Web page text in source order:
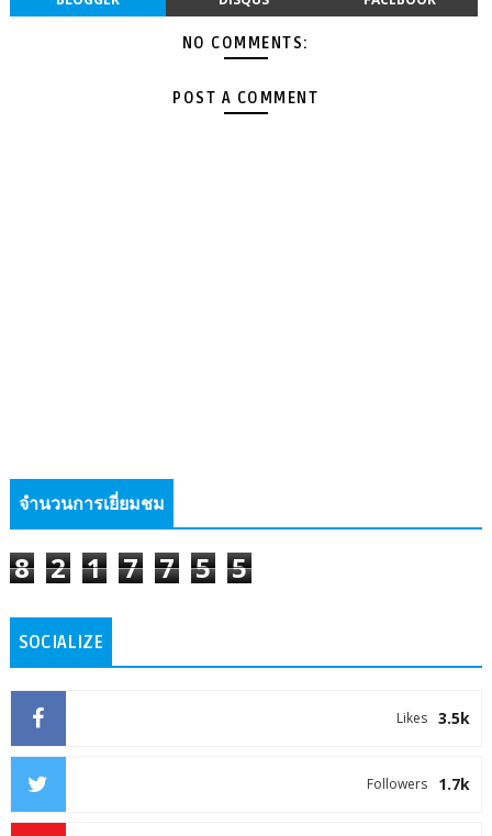
NO COMMENTS:
POST A COMMENT
จำนวนการเยี่ยมชม
8 2 1 7 7 5 5
SOCIALIZE
3.5k
Likes
1.7k
Followers